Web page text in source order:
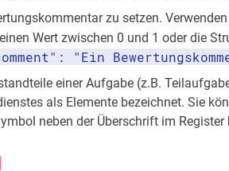
zu setzen.
Wert zwischen 0 und 1 oder die
"Ein
einer Aufgabe (z.B.
als Elemente bezeichnet. Sie
neben der Überschrift im Register